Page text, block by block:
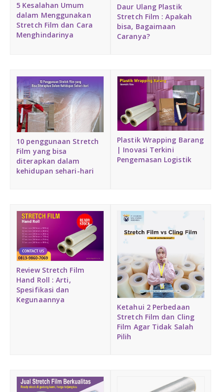
5 Kesalahan Umum
dalam Menggunakan
Stretch Film dan Cara
Menghindarinya
Daur Ulang Plastik
Stretch Film : Apakah
bisa, Bagaimaan
Caranya?
10 penggunaan Stretch
Film yang bisa
diterapkan dalam
kehidupan sehari-hari
Plastik Wrapping Barang
| Inovasi Terkini
Pengemasan Logistik
Review Stretch Film
Hand Roll : Arti,
Spesifikasi dan
Kegunaannya
Ketahui 2 Perbedaan
Stretch Film dan Cling
Film Agar Tidak Salah
Pilih